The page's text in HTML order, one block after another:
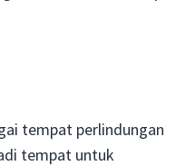
tempat perlindungan
tempat untuk